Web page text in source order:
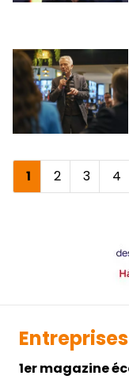
Pagination
Page
courante
1 Page
2 Page
3 4
1er magazine